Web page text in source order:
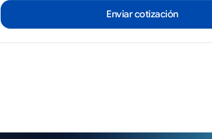
Enviar cotización